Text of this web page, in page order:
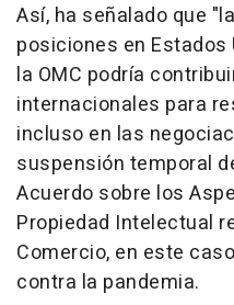
Así, ha señalado que
posiciones en
la OMC podría
internacionales para
incluso en las
suspensión temporal
Acuerdo sobre los
Propiedad Intelectual
Comercio, en este
contra la pandemia.